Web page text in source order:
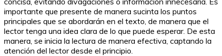
importante que presente de manera sucinta los puntos
principales que se abordarán en el texto, de manera que el
lector tenga una idea clara de lo que puede esperar. De esta
manera, se inicia la lectura de manera efectiva, captando la
atención del lector desde el principio.